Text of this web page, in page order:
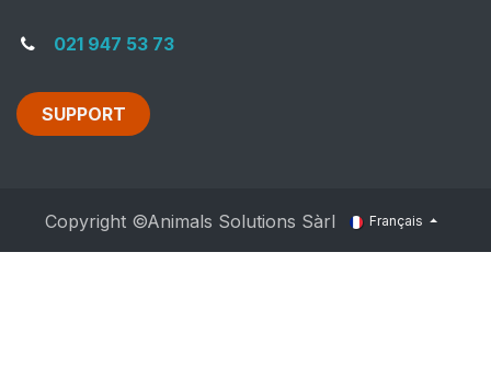
021 947 53 73
SUPPORT
Copyright ©Animals Solutions Sàrl Français